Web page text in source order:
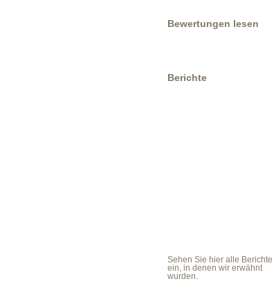
Bewertungen lesen
Berichte
Sehen Sie hier alle Berichte
ein, in denen wir erwähnt
wurden.